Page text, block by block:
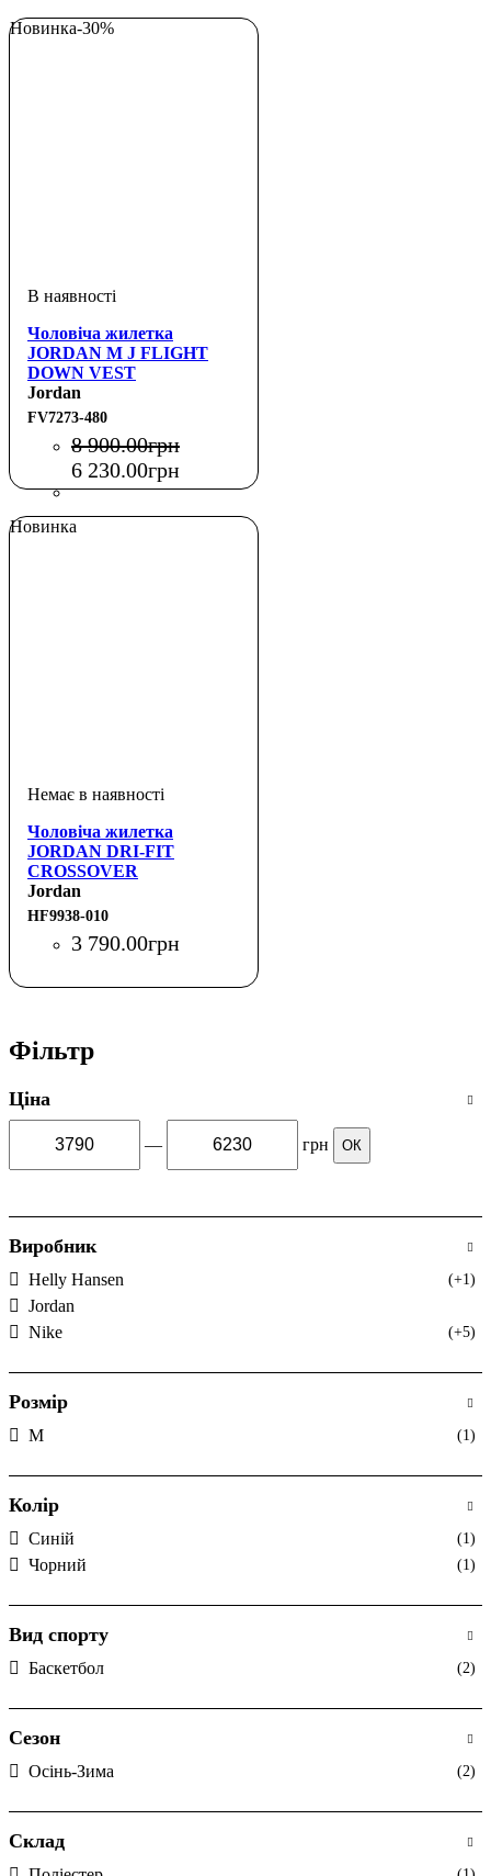
Новинка-30%
Чоловіча жилетка
JORDAN M J FLIGHT
DOWN VEST
Jordan
FV7273-480
8 900.00грн
6 230.00грн
Новинка
Чоловіча жилетка
JORDAN DRI-FIT
CROSSOVER
Jordan
HF9938-010
3 790.00грн
Фільтр
Ціна
— грн ОК
Виробник
Helly Hansen (+1)
Jordan
Nike
(+5)
Розмір
M (1)
Колір
Cиній (1)
Чорний (1)
Вид спорту
Баскетбол (2)
Сезон
Осінь-Зима (2)
Склад